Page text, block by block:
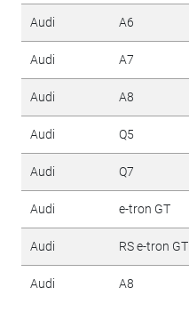
Audi A6
Audi A7
Audi A8
Audi Q5
Audi Q7
Audi e-tron GT
Audi RS e-tron GT
Audi A8